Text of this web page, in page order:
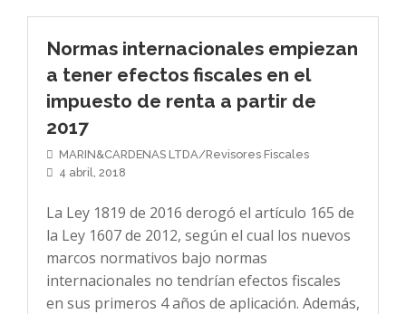
Normas internacionales empiezan
a tener efectos fiscales en el
impuesto de renta a partir de
2017
MARIN&CARDENAS LTDA/Revisores Fiscales
4 abril, 2018
La Ley 1819 de 2016 derogó el artículo 165 de
la Ley 1607 de 2012, según el cual los nuevos
marcos normativos bajo normas
internacionales no tendrían efectos fiscales
en sus primeros 4 años de aplicación. Además,